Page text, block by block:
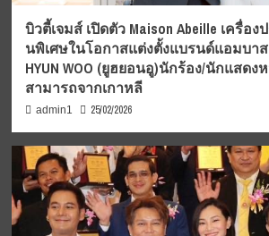
บิวตี้เจมส์ เปิดตัว Maison Abeille เครื่อ
นพิเศษในโอกาสแต่งตั้งแบรนด์แอมบาส
HYUN WOO (ยูฮยอนอู)นักร้อง/นักแสด
สามารถจากเกาหลี
admin1 25/02/2026